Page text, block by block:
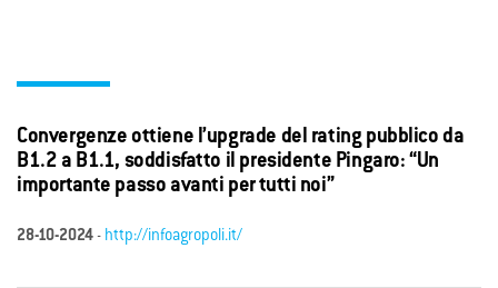
Convergenze ottiene l’upgrade del rating pubblico da
B1.2 a B1.1, soddisfatto il presidente Pingaro: “Un
importante passo avanti per tutti noi”
28-10-2024 - http://infoagropoli.it/